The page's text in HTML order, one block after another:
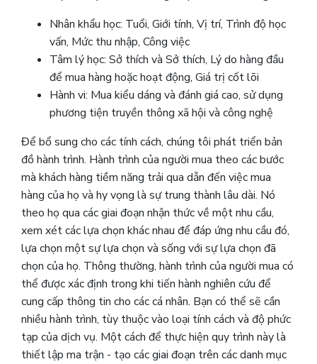
Nhân khẩu học: Tuổi, Giới tính, Vị trí, Trình độ học
vấn, Mức thu nhập, Công việc
Tâm lý học: Sở thích và Sở thích, Lý do hàng đầu
để mua hàng hoặc hoạt động, Giá trị cốt lõi
Hành vi: Mua kiểu dáng và đánh giá cao, sử dụng
phương tiện truyền thông xã hội và công nghệ
Để bổ sung cho các tính cách, chúng tôi phát triển bản
đồ hành trình. Hành trình của người mua theo các bước
mà khách hàng tiềm năng trải qua dẫn đến việc mua
hàng của họ và hy vọng là sự trung thành lâu dài. Nó
theo họ qua các giai đoạn nhận thức về một nhu cầu,
xem xét các lựa chọn khác nhau để đáp ứng nhu cầu đó,
lựa chọn một sự lựa chọn và sống với sự lựa chọn đã
chọn của họ. Thông thường, hành trình của người mua có
thể được xác định trong khi tiến hành nghiên cứu để
cung cấp thông tin cho các cá nhân. Bạn có thể sẽ cần
nhiều hành trình, tùy thuộc vào loại tính cách và độ phức
tạp của dịch vụ. Một cách để thực hiện quy trình này là
thiết lập ma trận - tạo các giai đoạn trên các danh mục